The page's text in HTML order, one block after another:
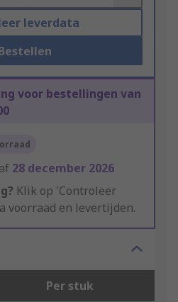
leverdata
voor bestellingen van
28 december 2026
Klik op 'Controleer
voorraad en levertijden.
Per stuk